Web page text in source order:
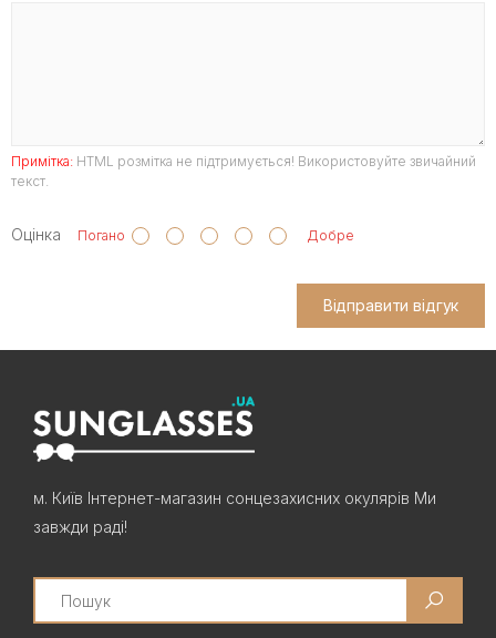
Примітка: HTML розмітка не підтримується! Використовуйте звичайний
текст.
Оцінка Погано Добре
Відправити відгук
м. Київ Інтернет-магазин сонцезахисних окулярів Ми
завжди раді!
Search